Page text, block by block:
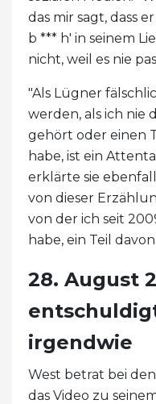
das mir sagt, dass
b *** h' in seinem
nicht, weil es nie
"Als Lügner
werden, als ich nie
gehört oder einen
habe, ist ein
erklärte sie
von dieser
von der ich seit
habe, ein Teil
28. August
irgendwie
West betrat bei
das Video zu